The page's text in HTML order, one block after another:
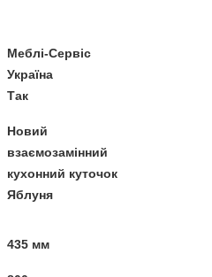
Меблі-Сервіс
Україна
Так
Новий
взаємозамінний
кухонний куточок
Яблуня
435 мм